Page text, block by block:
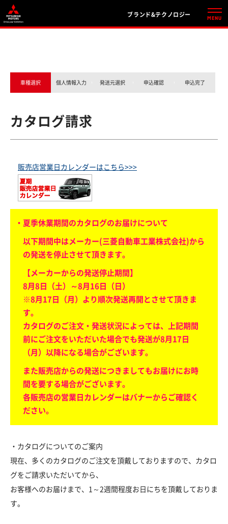
ブランド&テクノロジー
車種選択 個人情報入力 発送元選択 申込確認 申込完了
カタログ請求
販売店営業日カレンダーはこちら>>>
・夏季休業期間のカタログのお届けについて
以下期間中はメーカー(三菱自動車工業株式会社)から
の発送を停止させて頂きます。
【メーカーからの発送停止期間】
8月8日（土）～8月16日（日）
※8月17日（月）より順次発送再開とさせて頂きま
す。
カタログのご注文・発送状況によっては、上記期間
前にご注文をいただいた場合でも発送が8月17日
（月）以降になる場合がございます。
また販売店からの発送につきましてもお届けにお時
間を要する場合がございます。
各販売店の営業日カレンダーはバナーからご確認く
ださい。
・カタログについてのご案内
現在、多くのカタログのご注文を頂戴しておりますので、カタロ
グをご請求いただいてから、
お客様へのお届けまで、1～2週間程度お日にちを頂戴しておりま
す。